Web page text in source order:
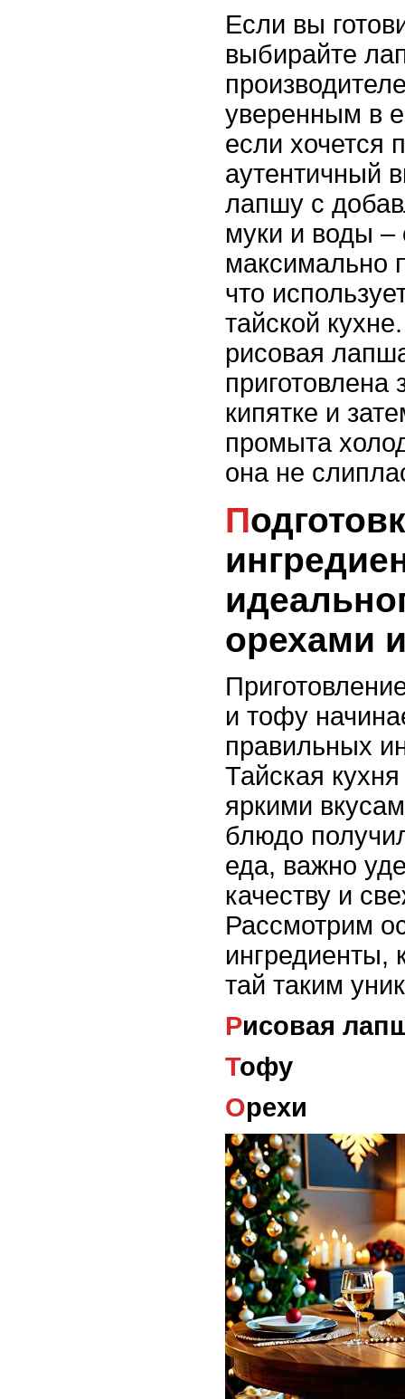
Если вы
выбирайте
уверенным в
если хочется
аутентичный
лапшу с
муки и воды –
максимально
что
тайской
рисовая
приготовлена
кипятке и
промыта
она не
Подготовка
орехами
и тофу
правильных
Тайская
яркими
блюдо
еда, важно
качеству и
Рассмотрим
ингредиенты,
тай таким
Рисовая
Тофу
Орехи